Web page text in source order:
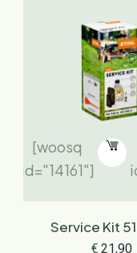
[woosq
id="14161"]
Service Kit
RM 248.0
€21,90